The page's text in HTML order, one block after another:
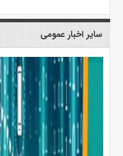
سایر اخبار عمومی